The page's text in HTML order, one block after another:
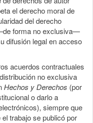
el derecho moral de
del derecho
forma no exclusiva—
difusión legal en acceso
acuerdos contractuales
no exclusiva
Hechos y Derechos (por
o darlo a
siempre que
trabajo se publicó por